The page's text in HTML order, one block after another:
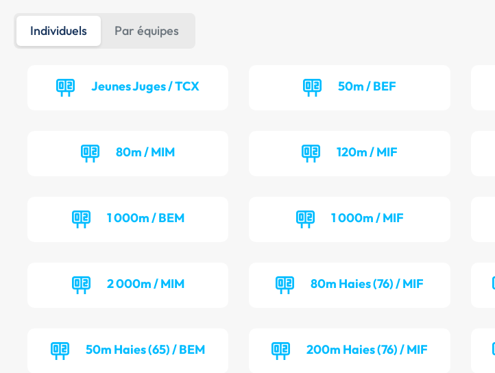
Individuels Par équipes
Jeunes Juges / TCX 50m / BEF
80m / MIM 120m / MIF
1 000m / BEM 1 000m / MIF
2 000m / MIM 80m Haies (76) / MIF
50m Haies (65) / BEM 200m Haies (76) / MIF